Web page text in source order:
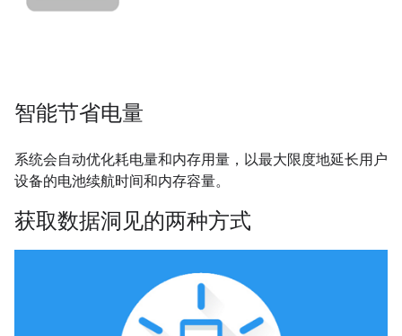
智能节省电量
系统会自动优化耗电量和内存用量，以最大限度地延长用户
设备的电池续航时间和内存容量。
获取数据洞见的两种方式